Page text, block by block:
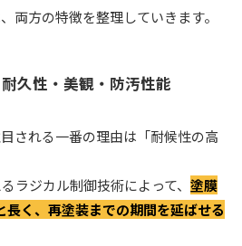
両方の特徴を整理していきます。
久性・美観・防汚性能
される一番の理由は「耐候性の高
ラジカル制御技術によって、 塗膜
く、再塗装までの期間を延ばせる